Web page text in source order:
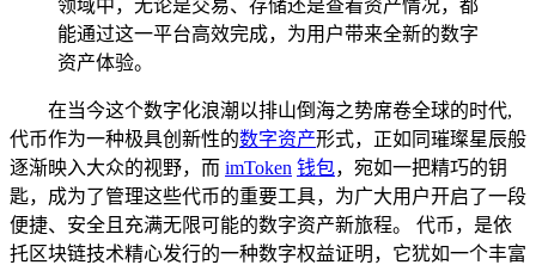
领域中，无论是交易、存储还是查看资产情况，都
能通过这一平台高效完成，为用户带来全新的数字
资产体验。
在当今这个数字化浪潮以排山倒海之势席卷全球的时代,
代币作为一种极具创新性的数字资产形式，正如同璀璨星辰般
逐渐映入大众的视野，而 imToken 钱包，宛如一把精巧的钥
匙，成为了管理这些代币的重要工具，为广大用户开启了一段
便捷、安全且充满无限可能的数字资产新旅程。 代币，是依
托区块链技术精心发行的一种数字权益证明，它犹如一个丰富